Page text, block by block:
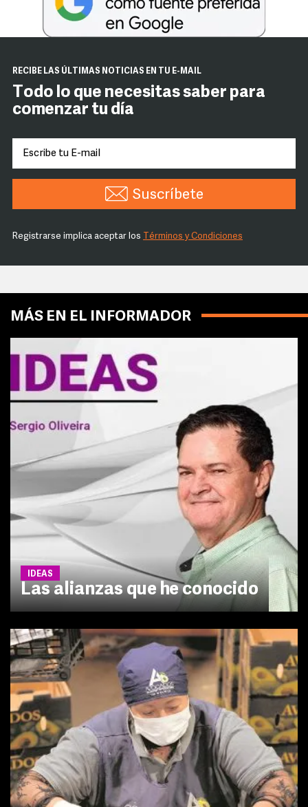
RECIBE LAS ÚLTIMAS NOTICIAS EN TU E-MAIL
Todo lo que necesitas saber para
comenzar tu día
Suscríbete
Registrarse implica aceptar los Términos y Condiciones
MÁS EN EL INFORMADOR
IDEAS
Las alianzas que he conocido